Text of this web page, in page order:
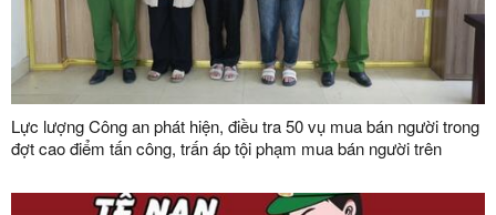
Lực lượng Công an phát hiện, điều tra 50 vụ mua bán người trong
đợt cao điểm tấn công, trấn áp tội phạm mua bán người trên